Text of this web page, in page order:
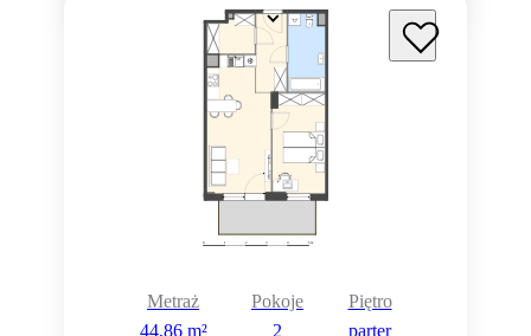
Metraż
44,86 m²
Pokoje
2
Piętro
parter